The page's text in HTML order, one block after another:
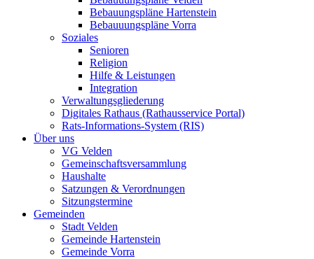
Bebauungspläne Hartenstein
Bebauuungspläne Vorra
Soziales
Senioren
Religion
Hilfe & Leistungen
Integration
Verwaltungsgliederung
Digitales Rathaus (Rathausservice Portal)
Rats-Informations-System (RIS)
Über uns
VG Velden
Gemeinschaftsversammlung
Haushalte
Satzungen & Verordnungen
Sitzungstermine
Gemeinden
Stadt Velden
Gemeinde Hartenstein
Gemeinde Vorra